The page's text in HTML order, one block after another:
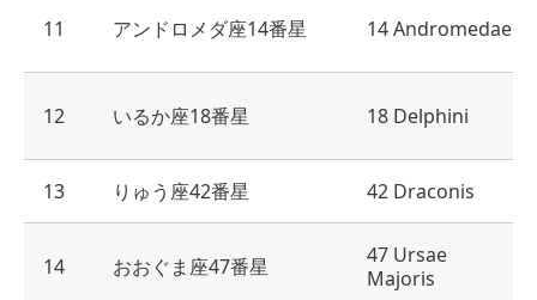
11 アンドロメダ座14番星 14 Andromedae
12 いるか座18番星 18 Delphini
13 りゅう座42番星 42 Draconis
14 おおぐま座47番星
47 Ursae
Majoris